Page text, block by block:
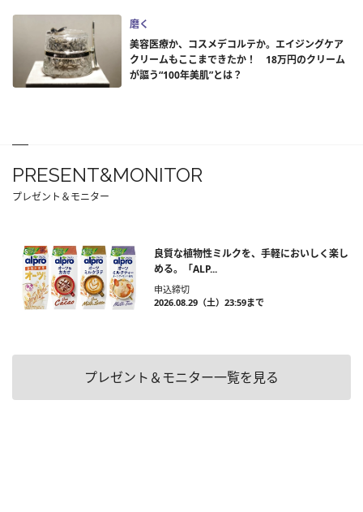
磨く
美容医療か、コスメデコルテか。エイジングケア
クリームもここまできたか！ 18万円のクリーム
が謳う“100年美肌”とは？
PRESENT&MONITOR
プレゼント＆モニター
良質な植物性ミルクを、手軽においしく楽し
める。「ALP...
申込締切
2026.08.29（土）23:59まで
プレゼント＆モニター一覧を見る